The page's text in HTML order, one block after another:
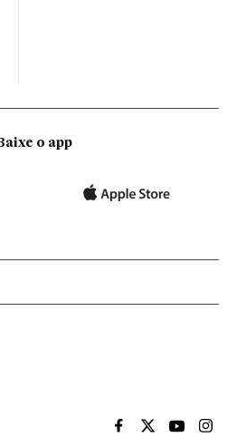
o app
EL PAÍS BRASIL EN
EL PAÍSEL PAÍS
EL